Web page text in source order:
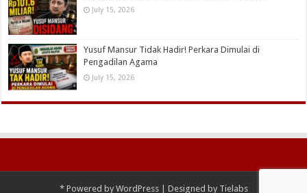
July 15, 2026
Yusuf Mansur Tidak Hadir! Perkara Dimulai di
Pengadilan Agama
July 15, 2026
*Powered by WordPress| Designed by Tielabs